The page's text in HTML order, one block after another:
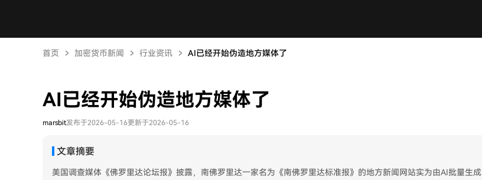
首页 加密货币新闻 行业资讯 AI已经开始伪造地方媒体了
AI已经开始伪造地方媒体了
marsbit发布于2026-05-16更新于2026-05-16
文章摘要
美国调查媒体《佛罗里达论坛报》披露，南佛罗里达一家名为《南佛罗里达标准报》的地方新闻网站实为由AI批量生成